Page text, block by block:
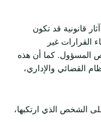
قانونية قد تكون
القرارات غير
المسؤول. كما أن هذه
القضائي والإداري،
الشخص الذي ارتكبها،